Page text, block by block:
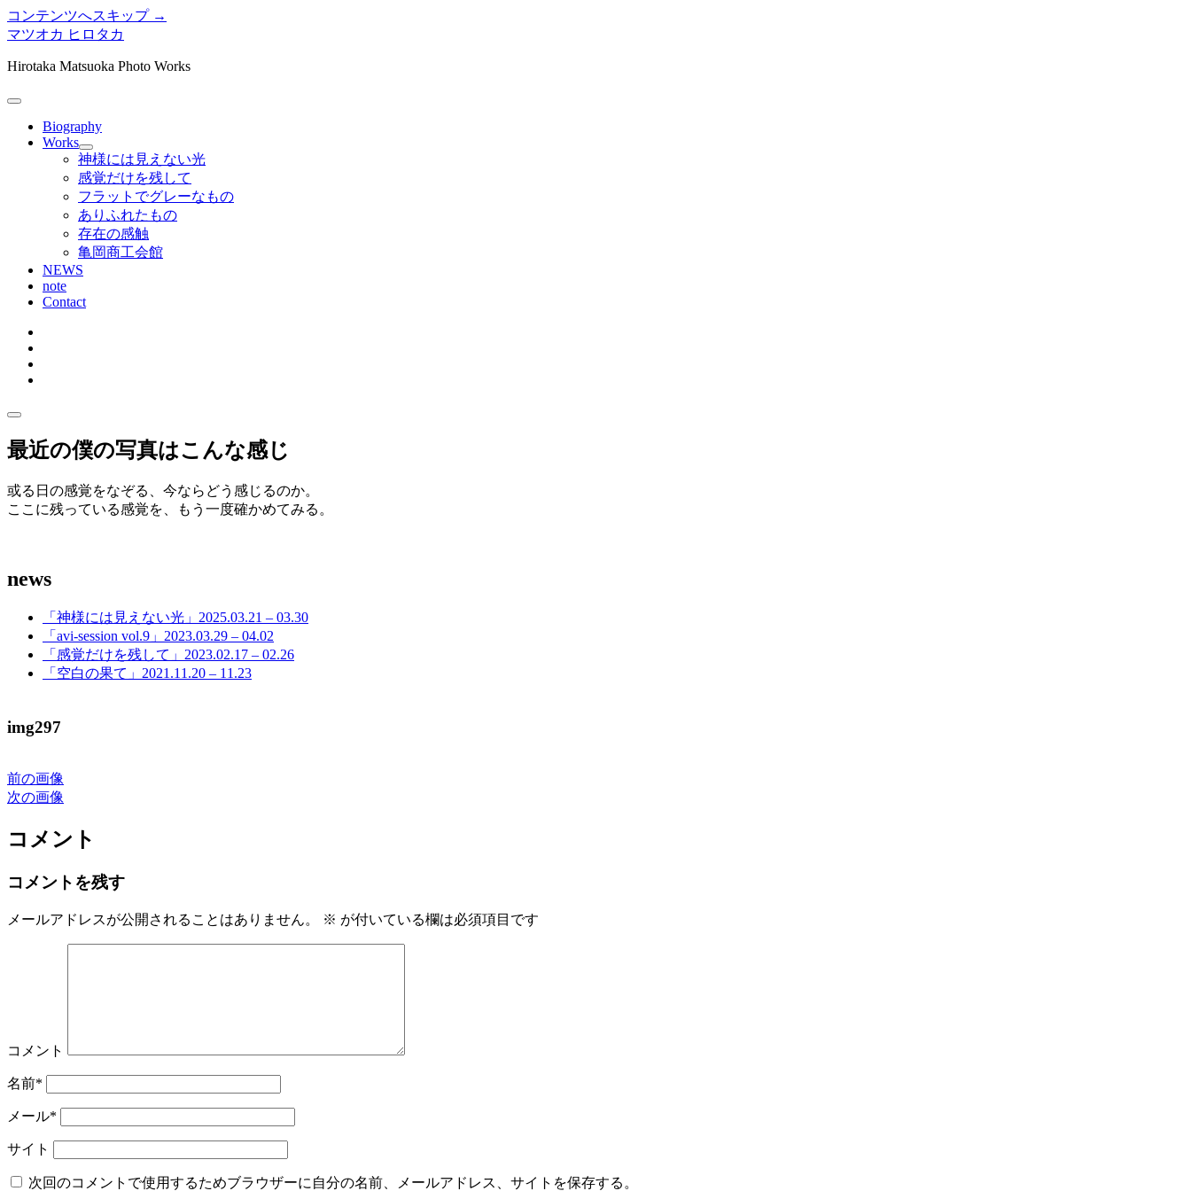
コンテンツへスキップ →
マツオカ ヒロタカ
Hirotaka Matsuoka Photo Works
メ
Biography
Works
メ
ニ
ュ
ー
を
開
く
神様には見えない光
感覚だけを残して
フラットでグレーなもの
ありふれたもの
存在の感触
亀岡商工会館
NEWS
note
Contact
サ
イ
バ
サ
イ
ド
ー
を
開
最近の僕の写真はこんな感じ
或る日の感覚をなぞる、今ならどう感じるのか。
ここに残っている感覚を、もう一度確かめてみる。
news
「神様には見えない光」2025.03.21 – 03.30
「avi-session vol.9」2023.03.29 – 04.02
「感覚だけを残して」2023.02.17 – 02.26
「空白の果て」2021.11.20 – 11.23
img297
前の画像
次の画像
コメント
コメントを残す
メールアドレスが公開されることはありません。 ※ が付いている欄は必須項目です
コメント
名前*
メール*
サイト
次回のコメントで使用するためブラウザーに自分の名前、メールアドレス、サイトを保存する。